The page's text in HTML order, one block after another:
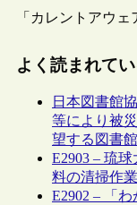
「カレントアウェ
よく読まれて
日本図書館
等により被
望する図書
E2903 – 琉
料の清掃作業
E2902 – 「